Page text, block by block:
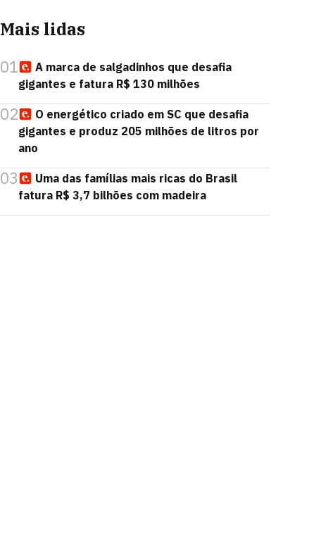
Mais lidas
01
A marca de salgadinhos que desafia
gigantes e fatura R$ 130 milhões
02
O energético criado em SC que desafia
gigantes e produz 205 milhões de litros por
ano
03
Uma das famílias mais ricas do Brasil
fatura R$ 3,7 bilhões com madeira